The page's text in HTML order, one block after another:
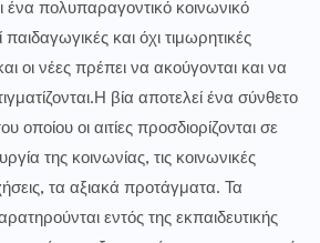
ένα πολυπαραγοντικό κοινωνικό
και όχι τιμωρητικές
οι νέες πρέπει να ακούγονται και να
βία αποτελεί ένα σύνθετο
οποίου οι αιτίες προσδιορίζονται σε
της κοινωνίας, τις κοινωνικές
τα αξιακά προτάγματα. Τα
εντός της εκπαιδευτικής